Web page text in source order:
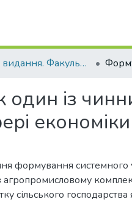
Фахові видання. Факультет обліку та фінансів
із
економіки
формування
агропромисловому
сільського господарства